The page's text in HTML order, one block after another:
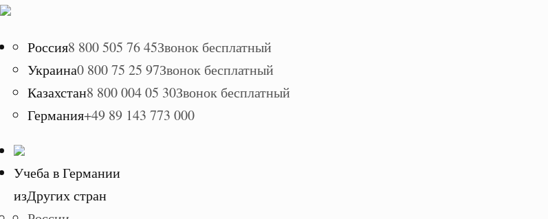
Россия8 800 505 76 45Звонок бесплатный
Украина0 800 75 25 97Звонок бесплатный
Казахстан8 800 004 05 30Звонок бесплатный
Германия+49 89 143 773 000
Учеба в Германии
изДругих стран